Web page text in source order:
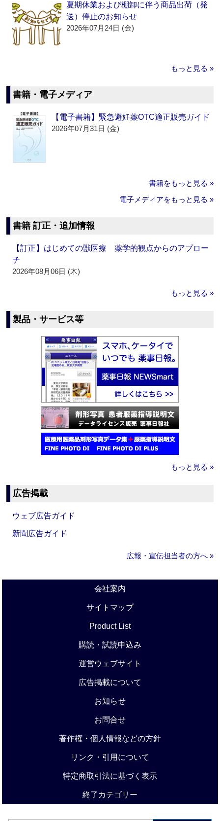
夏期休業および棚卸に伴う商品出荷（発
送）停止のお知らせ
2026年07月24日 (金)
もっと見る »
書籍・電子メディア
【電子書籍】緊急避妊薬OTC適正販売ガイド
2026年07月31日 (金)
書籍をもっと見る »
電子メディアをもっと見る »
書籍 訂正・追加情報
【訂正】はじめての獣医療 薬学的観点からのアプロー
チ
2026年08月06日 (木)
もっと見る »
製品・サービス等
もっと見る »
広告掲載
ウェブ広告ガイド
新聞広告ガイド
広報・宣伝担当者の方へ »
会社案内
サイトマップ
Product List
購読・試読申込み
運営ウェブサイト
広告掲載について
お知らせ
お問合せ
著作権・個人情報などの方針
リンク・引用について
特定商取引法に基づく表示
終了カテゴリー